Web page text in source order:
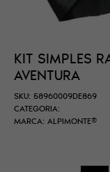
KIT SIMPLES
AVENTURA
SKU: 58960009DE869
CATEGORIA:
MARCA: ALPIMONTE®